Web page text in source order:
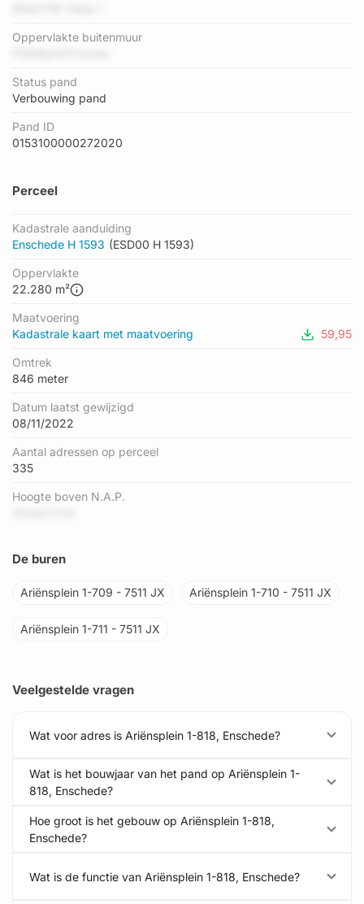
Oppervlakte buitenmuur
Status pand
Verbouwing pand
Pand ID
0153100000272020
Perceel
Kadastrale aanduiding
Enschede H 1593 (ESD00 H 1593)
Oppervlakte
22.280 m²
Maatvoering
Kadastrale kaart met maatvoering
59,95
Omtrek
846 meter
Datum laatst gewijzigd
08/11/2022
Aantal adressen op perceel
335
Hoogte boven N.A.P.
De buren
Ariënsplein 1-709 - 7511 JX Ariënsplein 1-710 - 7511 JX
Ariënsplein 1-711 - 7511 JX
Veelgestelde vragen
Wat voor adres is Ariënsplein 1-818, Enschede?
Wat is het bouwjaar van het pand op Ariënsplein 1-
818, Enschede?
Hoe groot is het gebouw op Ariënsplein 1-818,
Enschede?
Wat is de functie van Ariënsplein 1-818, Enschede?